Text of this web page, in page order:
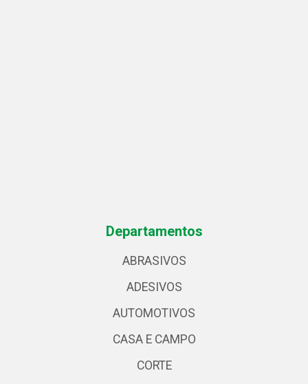
Departamentos
ABRASIVOS
ADESIVOS
AUTOMOTIVOS
CASA E CAMPO
CORTE